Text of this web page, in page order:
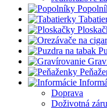
Doprava
Doživotná